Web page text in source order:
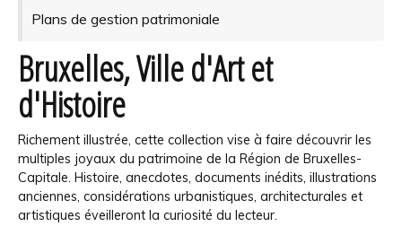
Plans de gestion patrimoniale
Bruxelles, Ville d'Art et
d'Histoire
Richement illustrée, cette collection vise à faire découvrir les
multiples joyaux du patrimoine de la Région de Bruxelles-
Capitale. Histoire, anecdotes, documents inédits, illustrations
anciennes, considérations urbanistiques, architecturales et
artistiques éveilleront la curiosité du lecteur.